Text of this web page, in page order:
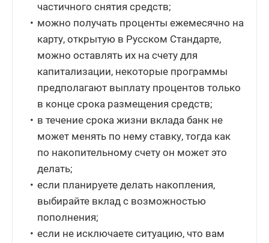
частичного снятия средств;
можно получать проценты ежемесячно на
карту, открытую в Русском Стандарте,
можно оставлять их на счету для
капитализации, некоторые программы
предполагают выплату процентов только
в конце срока размещения средств;
в течение срока жизни вклада банк не
может менять по нему ставку, тогда как
по накопительному счету он может это
делать;
если планируете делать накопления,
выбирайте вклад с возможностью
пополнения;
если не исключаете ситуацию, что вам